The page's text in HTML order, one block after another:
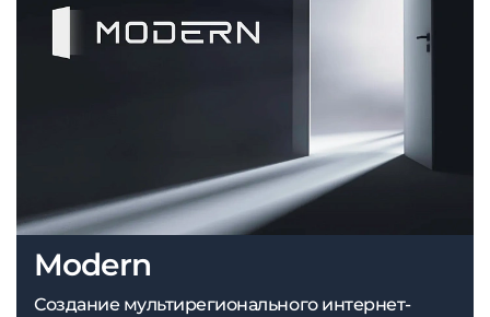
Modern
Создание мультирегионального интернет-